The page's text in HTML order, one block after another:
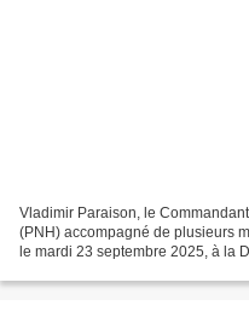
Vladimir Paraison, le
(PNH) accompagné de plusieurs
le mardi 23 septembre 2025, à la